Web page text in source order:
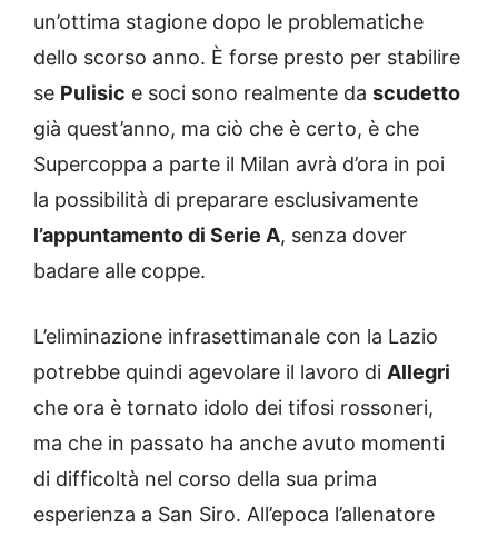
un’ottima stagione dopo le problematiche
dello scorso anno. È forse presto per stabilire
se Pulisic e soci sono realmente da scudetto
già quest’anno, ma ciò che è certo, è che
Supercoppa a parte il Milan avrà d’ora in poi
la possibilità di preparare esclusivamente
l’appuntamento di Serie A, senza dover
badare alle coppe.
L’eliminazione infrasettimanale con la Lazio
potrebbe quindi agevolare il lavoro di Allegri
che ora è tornato idolo dei tifosi rossoneri,
ma che in passato ha anche avuto momenti
di difficoltà nel corso della sua prima
esperienza a San Siro. All’epoca l’allenatore